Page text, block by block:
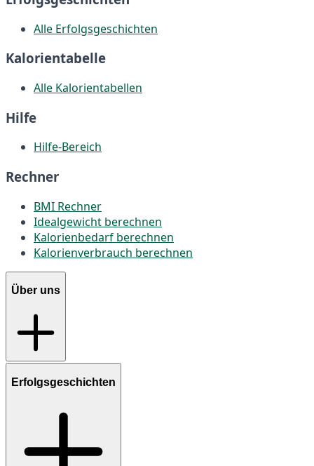
Alle Erfolgsgeschichten
Kalorientabelle
Alle Kalorientabellen
Hilfe
Hilfe-Bereich
Rechner
BMI Rechner
Idealgewicht berechnen
Kalorienbedarf berechnen
Kalorienverbrauch berechnen
Über uns
Erfolgsgeschichten